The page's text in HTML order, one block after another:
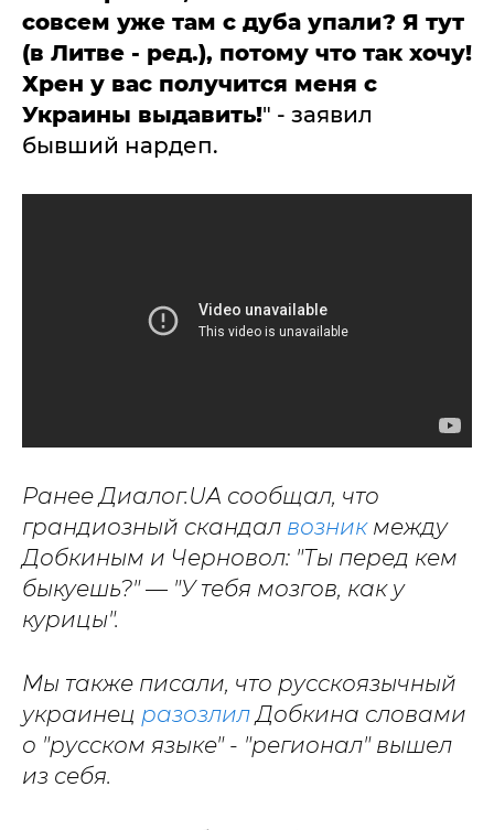
совсем уже там с дуба упали? Я тут
(в Литве - ред.), потому что так хочу!
Хрен у вас получится меня с
Украины выдавить!" - заявил
бывший нардеп.
Ранее Диалог.UA сообщал, что
грандиозный скандал возникмежду
Добкиным и Черновол: "Ты перед кем
быкуешь?" — "У тебя мозгов, как у
курицы".
Мы также писали, что русскоязычный
украинец разозлил Добкина словами
о "русском языке" - "регионал" вышел
из себя.